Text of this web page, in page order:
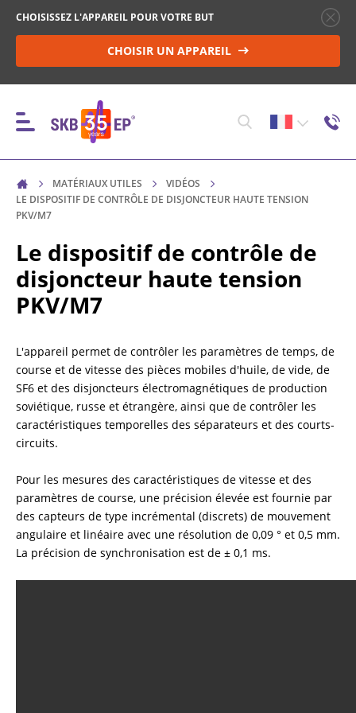
CHOISISSEZ L'APPAREIL POUR VOTRE BUT
CHOISIR UN APPAREIL
INSTRUMENTS
CONTRÔLE DES DISJONCTEURS HAUTE TENSION
(HV)
MESURE DE LA RÉSISTANCE DES OBJETS NON
MESURE DE LA RÉSISTANCE EN VOLUMES
INDUCTIFS
TEST DE CHALEUR
DIAGNOSTIC DES DISPOSITIFS EN LIGNE DES
MATÉRIAUX UTILES
VIDÉOS
LE DISPOSITIF DE CONTRÔLE DE DISJONCTEUR HAUTE TENSION
PKV/M7
Le dispositif de contrôle de
disjoncteur haute tension
PKV/M7
L'appareil permet de contrôler les paramètres de temps, de
course et de vitesse des pièces mobiles d'huile, de vide, de
SF6 et des disjoncteurs électromagnétiques de production
soviétique, russe et étrangère, ainsi que de contrôler les
caractéristiques temporelles des séparateurs et des courts-
circuits.
Pour les mesures des caractéristiques de vitesse et des
paramètres de course, une précision élevée est fournie par
des capteurs de type incrémental (discrets) de mouvement
angulaire et linéaire avec une résolution de 0,09 ° et 0,5 mm.
La précision de synchronisation est de ± 0,1 ms.